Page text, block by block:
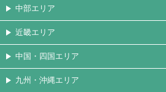
中部エリア
近畿エリア
中国・四国エリア
九州・沖縄エリア